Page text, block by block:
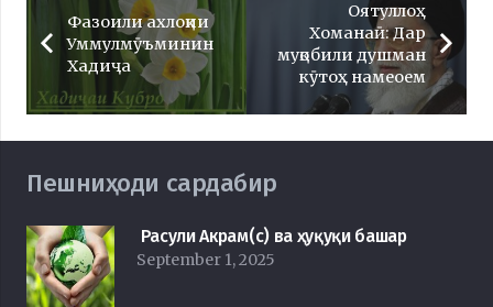
Фазоили ахлоқии
Уммулмӯъминин
Хадиҷа
Оятуллоҳ
Хоманаӣ: Дар
муқобили душман
кӯтоҳ намеоем
Пешниҳоди сардабир
Расули Акрам(с) ва ҳуқуқи башар
September 1, 2025